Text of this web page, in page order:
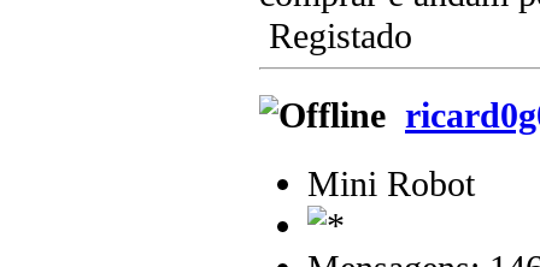
Registado
Mini Robot